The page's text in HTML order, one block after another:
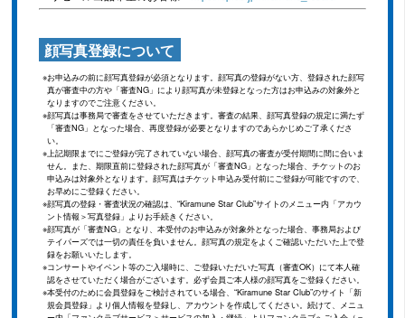
顔写真登録について
お申込みの前に顔写真登録が必須となります。顔写真の登録がない方、登録された顔写
真が審査中の方や「審査NG」により顔写真が未登録となった方はお申込みの対象外と
なりますのでご注意ください。
顔写真は事務局で審査をさせていただきます。審査の結果、顔写真登録の規定に満たず
「審査NG」となった場合、再度登録が必要となりますのであらかじめご了承くださ
い。
上記期限までにご登録が完了されていない場合、顔写真の審査が受付期間に間に合いま
せん。また、期限直前に登録された顔写真が「審査NG」となった場合、チケットのお
申込みは対象外となります。顔写真はチケット申込み受付前にご登録が可能ですので、
お早めにご登録ください。
顔写真の登録・審査状況の確認は、“Kiramune Star Club”サイトのメニュー内「アカウ
ント情報＞写真登録」よりお手続きください。
顔写真が「審査NG」となり、本受付のお申込みが対象外となった場合、事務局および
テイパーズでは一切の責任を負いません。顔写真の規定をよくご確認いただいた上で登
録をお願いいたします。
コンサートやイベント等のご入場時に、ご登録いただいた写真（審査OK）にて本人確
認をさせていただく場合がございます。必ず会員ご本人様の顔写真をご登録ください。
本受付のために会員登録をご検討されている場合、“Kiramune Star Club”のサイト「新
規会員登録」より個人情報を登録し、アカウントを作成してください。続けて、メニュ